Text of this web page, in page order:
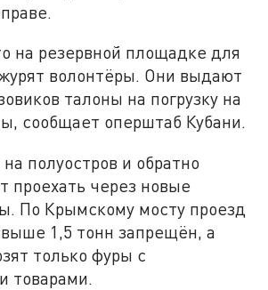
на резервной площадке для
волонтёры. Они выдают
талоны на погрузку на
сообщает оперштаб Кубани.
полуостров и обратно
проехать через новые
По Крымскому мосту проезд
1,5 тонн запрещён, а
только фуры с
товарами.